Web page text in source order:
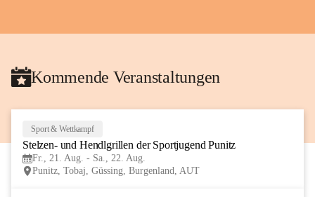
Kommende Veranstaltungen
Sport & Wettkampf
Stelzen- und Hendlgrillen der Sportjugend Punitz
Fr., 21. Aug. - Sa., 22. Aug.
Punitz, Tobaj, Güssing, Burgenland, AUT